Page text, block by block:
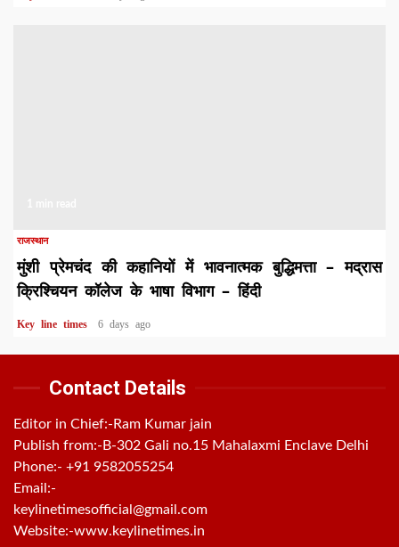
राजस्थान
मुंशी प्रेमचंद की कहानियों में भावनात्मक बुद्धिमत्ता – मद्रास
क्रिश्चियन कॉलेज के भाषा विभाग – हिंदी
Key line times 6 days ago
Contact Details
Editor in Chief:-Ram Kumar jain
Publish from:- B-302 Gali no.15 Mahalaxmi Enclave Delhi
Phone:- +91 9582055254
Email:-
keylinetimesofficial@gmail.com
Website:-www.keylinetimes.in